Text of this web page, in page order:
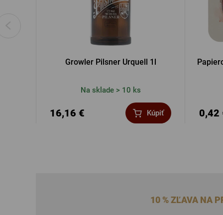
Growler Pilsner Urquell 1l
Na sklade > 10 ks
16,16 € Kúpiť 0,42
10 % ZĽAVA NA